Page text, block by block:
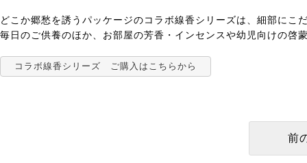
どこか郷愁を誘うパッケージのコラボ線香シリーズは、細部にこ
毎日のご供養のほか、お部屋の芳香・インセンスや幼児向けの啓
コラボ線香シリーズ ご購入はこちらから